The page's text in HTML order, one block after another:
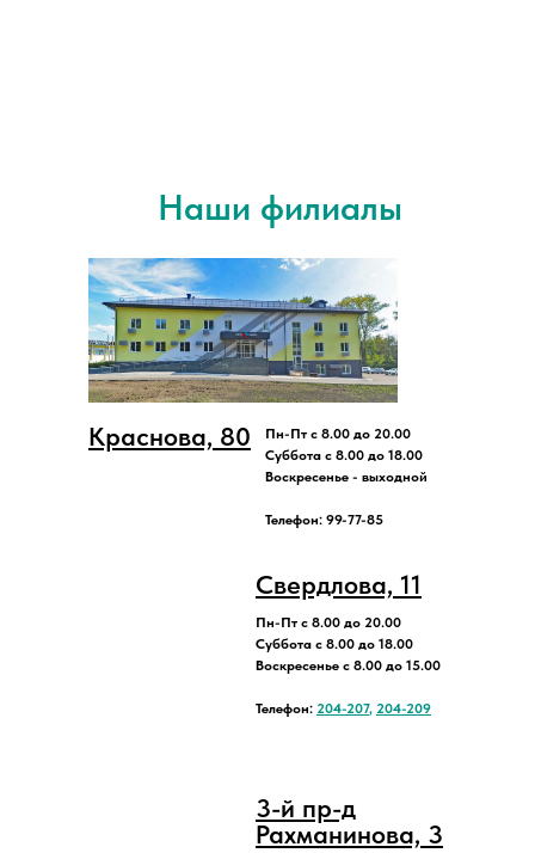
Наши филиалы
Свердлова, 11
Пн-Пт с 8.00 до 20.00
Суббота с 8.00 до 18.00
Воскресенье с 8.00 до 15.00
Телефон: 204-207, 204-209
Краснова, 80
Пн-Пт с 8.00 до 20.00
Суббота с 8.00 до 18.00
Воскресенье - выходной
Телефон: 99-77-85
3-й пр-д
Рахманинова, 3